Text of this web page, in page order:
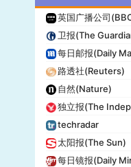
英国广播公司
卫报(The
每日邮报(Daily
路透社(Reuters)
自然(Nature)
独立报(The
techradar
太阳报(The Sun)
每日镜报(Daily